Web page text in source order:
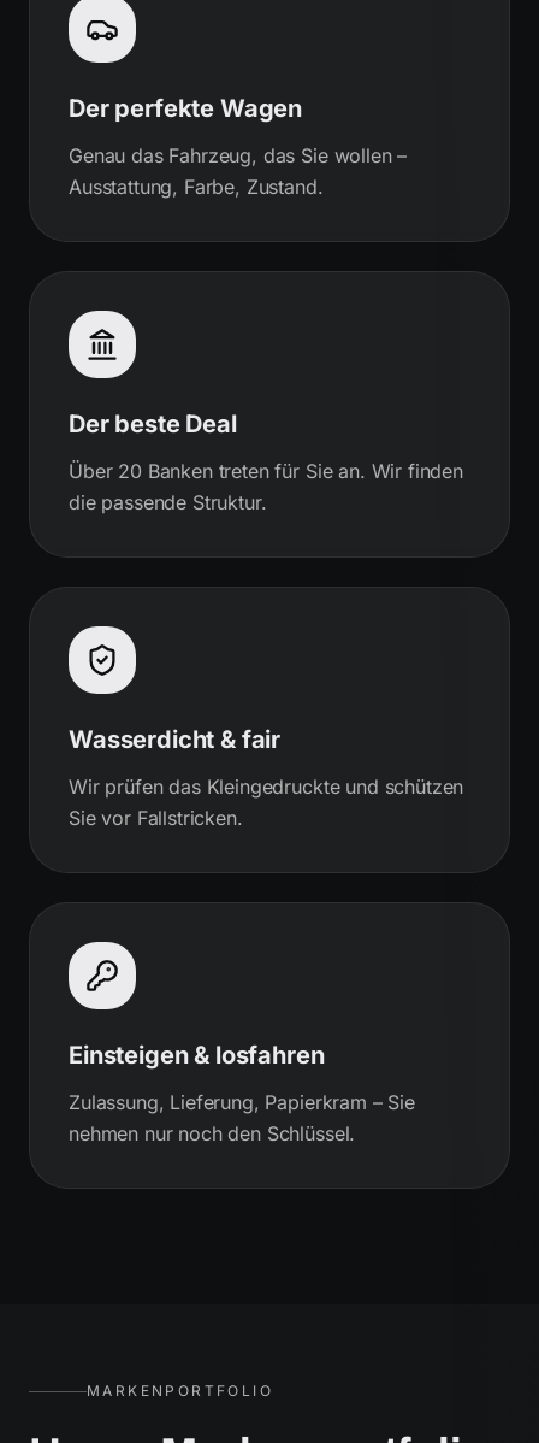
Der perfekte Wagen
Genau das Fahrzeug, das Sie wollen –
Ausstattung, Farbe, Zustand.
Der beste Deal
Über 20 Banken treten für Sie an. Wir finden
die passende Struktur.
Wasserdicht & fair
Wir prüfen das Kleingedruckte und schützen
Sie vor Fallstricken.
Einsteigen & losfahren
Zulassung, Lieferung, Papierkram – Sie
nehmen nur noch den Schlüssel.
MARKENPORTFOLIO